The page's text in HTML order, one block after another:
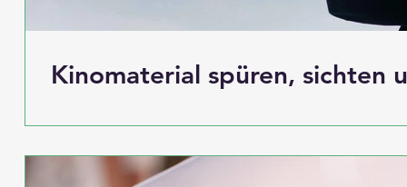
Kinomaterial spüren, sichten